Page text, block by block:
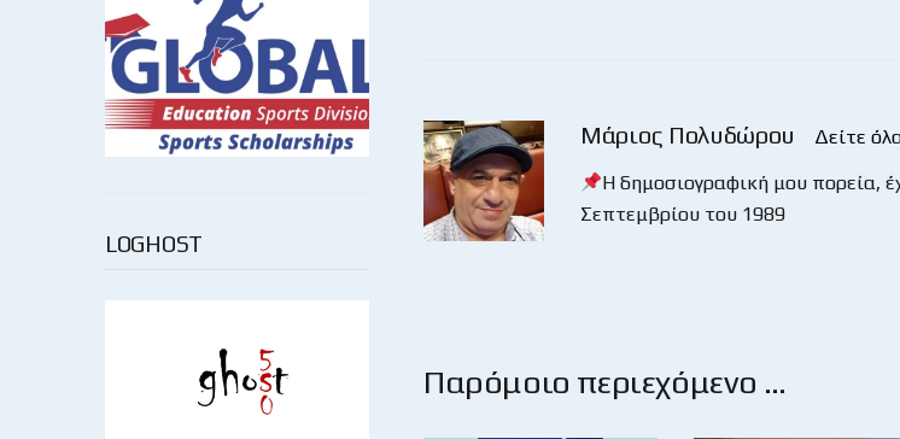
LOGHOST
Μάριος Πολυδώρου
Δείτε
Η δημοσιογραφική μου πορεία,
Σεπτεμβρίου του 1989
Παρόμοιο περιεχόμενο …